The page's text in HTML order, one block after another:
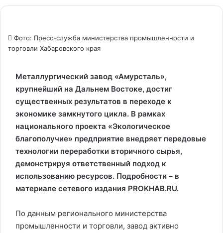
Фото: Пресс-служба министерства промышленности и
торговли Хабаровского края
Металлургический завод «Амурсталь»,
крупнейший на Дальнем Востоке, достиг
существенных результатов в переходе к
экономике замкнутого цикла. В рамках
национального проекта «Экологическое
благополучие» предприятие внедряет передовые
технологии переработки вторичного сырья,
демонстрируя ответственный подход к
использованию ресурсов. Подробности – в
материале сетевого издания PROKHAB.RU.
По данным регионального министерства
промышленности и торговли, завод активно